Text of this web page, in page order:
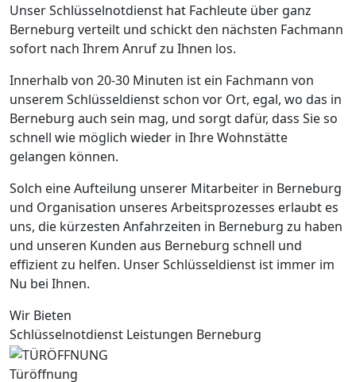
Unser Schlüsselnotdienst hat Fachleute über ganz
Berneburg verteilt und schickt den nächsten Fachmann
sofort nach Ihrem Anruf zu Ihnen los.
Innerhalb von 20-30 Minuten ist ein Fachmann von
unserem Schlüsseldienst schon vor Ort, egal, wo das in
Berneburg auch sein mag, und sorgt dafür, dass Sie so
schnell wie möglich wieder in Ihre Wohnstätte
gelangen können.
Solch eine Aufteilung unserer Mitarbeiter in Berneburg
und Organisation unseres Arbeitsprozesses erlaubt es
uns, die kürzesten Anfahrzeiten in Berneburg zu haben
und unseren Kunden aus Berneburg schnell und
effizient zu helfen. Unser Schlüsseldienst ist immer im
Nu bei Ihnen.
Wir Bieten
Schlüsselnotdienst Leistungen Berneburg
Türöffnung